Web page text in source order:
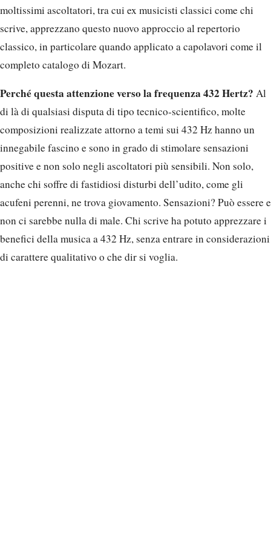
moltissimi ascoltatori, tra cui ex musicisti classici come chi
scrive, apprezzano questo nuovo approccio al repertorio
classico, in particolare quando applicato a capolavori come il
completo catalogo di Mozart.
Perché questa attenzione verso la frequenza 432 Hertz? Al
di là di qualsiasi disputa di tipo tecnico-scientifico, molte
composizioni realizzate attorno a temi sui 432 Hz hanno un
innegabile fascino e sono in grado di stimolare sensazioni
positive e non solo negli ascoltatori più sensibili. Non solo,
anche chi soffre di fastidiosi disturbi dell’udito, come gli
acufeni perenni, ne trova giovamento. Sensazioni? Può essere e
non ci sarebbe nulla di male. Chi scrive ha potuto apprezzare i
benefici della musica a 432 Hz, senza entrare in considerazioni
di carattere qualitativo o che dir si voglia.